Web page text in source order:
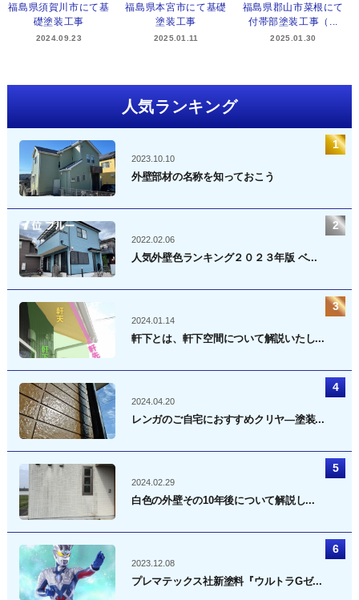
福島県須賀川市にて基
礎塗装工事
2024.09.23
福島県本宮市にて基礎
塗装工事
2025.01.11
福島県郡山市菜根にて
付帯部塗装工事（...
2025.01.30
人気ランキング
2023.10.10
外壁部材の名称を知っておこう
2022.02.06
人気外壁色ランキング２０２３年版 ベ...
2024.01.14
軒下とは、軒下空間について解説いたし...
2024.04.20
レンガのご自宅におすすめクリヤ―塗装...
2024.02.29
白色の外壁その10年後について解説し...
2023.12.08
プレマテックス社新塗料『ウルトラGゼ...